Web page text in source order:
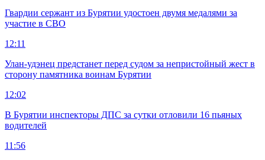
Гвардии сержант из Бурятии удостоен двумя медалями за
участие в СВО
12:11
Улан-удэнец предстанет перед судом за непристойный жест в
сторону памятника воинам Бурятии
12:02
В Бурятии инспекторы ДПС за сутки отловили 16 пьяных
водителей
11:56